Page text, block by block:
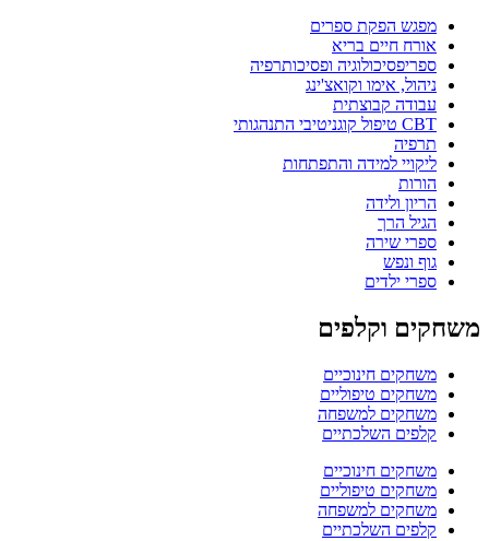
מפגש הפקת ספרים
אורח חיים בריא
ספריפסיכולוגיה ופסיכותרפיה
ניהול, אימו וקואצ'ינג
עבודה קבוצתית
CBT טיפול קוגניטיבי התנהגותי
תרפיה
ליקויי למידה והתפתחות
הורות
הריון ולידה
הגיל הרך
ספרי שירה
גוף ונפש
ספרי ילדים
משחקים וקלפים
משחקים חינוכיים
משחקים טיפוליים
משחקים למשפחה
קלפים השלכתיים
משחקים חינוכיים
משחקים טיפוליים
משחקים למשפחה
קלפים השלכתיים